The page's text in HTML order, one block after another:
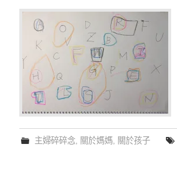
主婦碎碎念 關於媽媽 關於孩子